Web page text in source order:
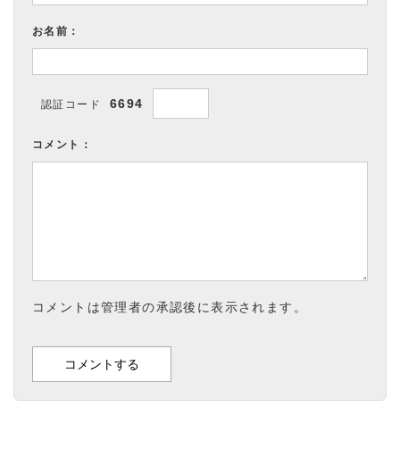
お名前：
認証コード 6694
コメント：
コメントは管理者の承認後に表示されます。